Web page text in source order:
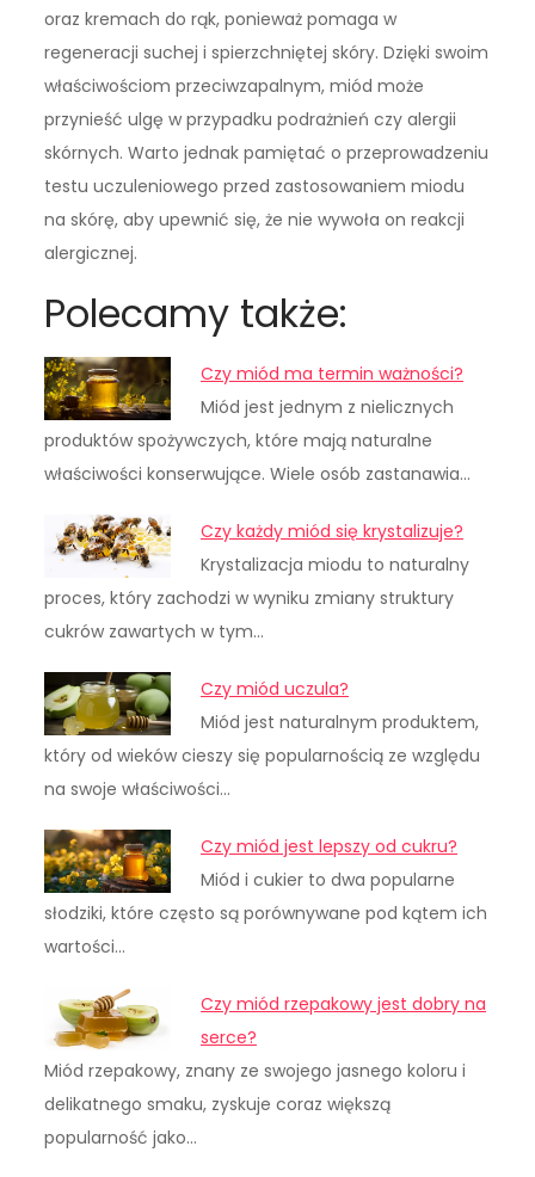
oraz kremach do rąk, ponieważ pomaga w
regeneracji suchej i spierzchniętej skóry. Dzięki swoim
właściwościom przeciwzapalnym, miód może
przynieść ulgę w przypadku podrażnień czy alergii
skórnych. Warto jednak pamiętać o przeprowadzeniu
testu uczuleniowego przed zastosowaniem miodu
na skórę, aby upewnić się, że nie wywoła on reakcji
alergicznej.
Polecamy także:
Czy miód ma termin ważności?
Miód jest jednym z nielicznych
produktów spożywczych, które mają naturalne
właściwości konserwujące. Wiele osób zastanawia…
Czy każdy miód się krystalizuje?
Krystalizacja miodu to naturalny
proces, który zachodzi w wyniku zmiany struktury
cukrów zawartych w tym…
Czy miód uczula?
Miód jest naturalnym produktem,
który od wieków cieszy się popularnością ze względu
na swoje właściwości…
Czy miód jest lepszy od cukru?
Miód i cukier to dwa popularne
słodziki, które często są porównywane pod kątem ich
wartości…
Czy miód rzepakowy jest dobry na
serce?
Miód rzepakowy, znany ze swojego jasnego koloru i
delikatnego smaku, zyskuje coraz większą
popularność jako…